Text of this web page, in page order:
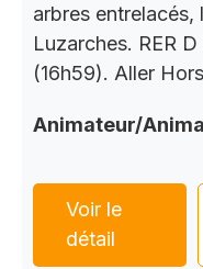
arbres entrelacés,
Luzarches. RER
(16h59). Aller
Animateur/
Voir le
détail